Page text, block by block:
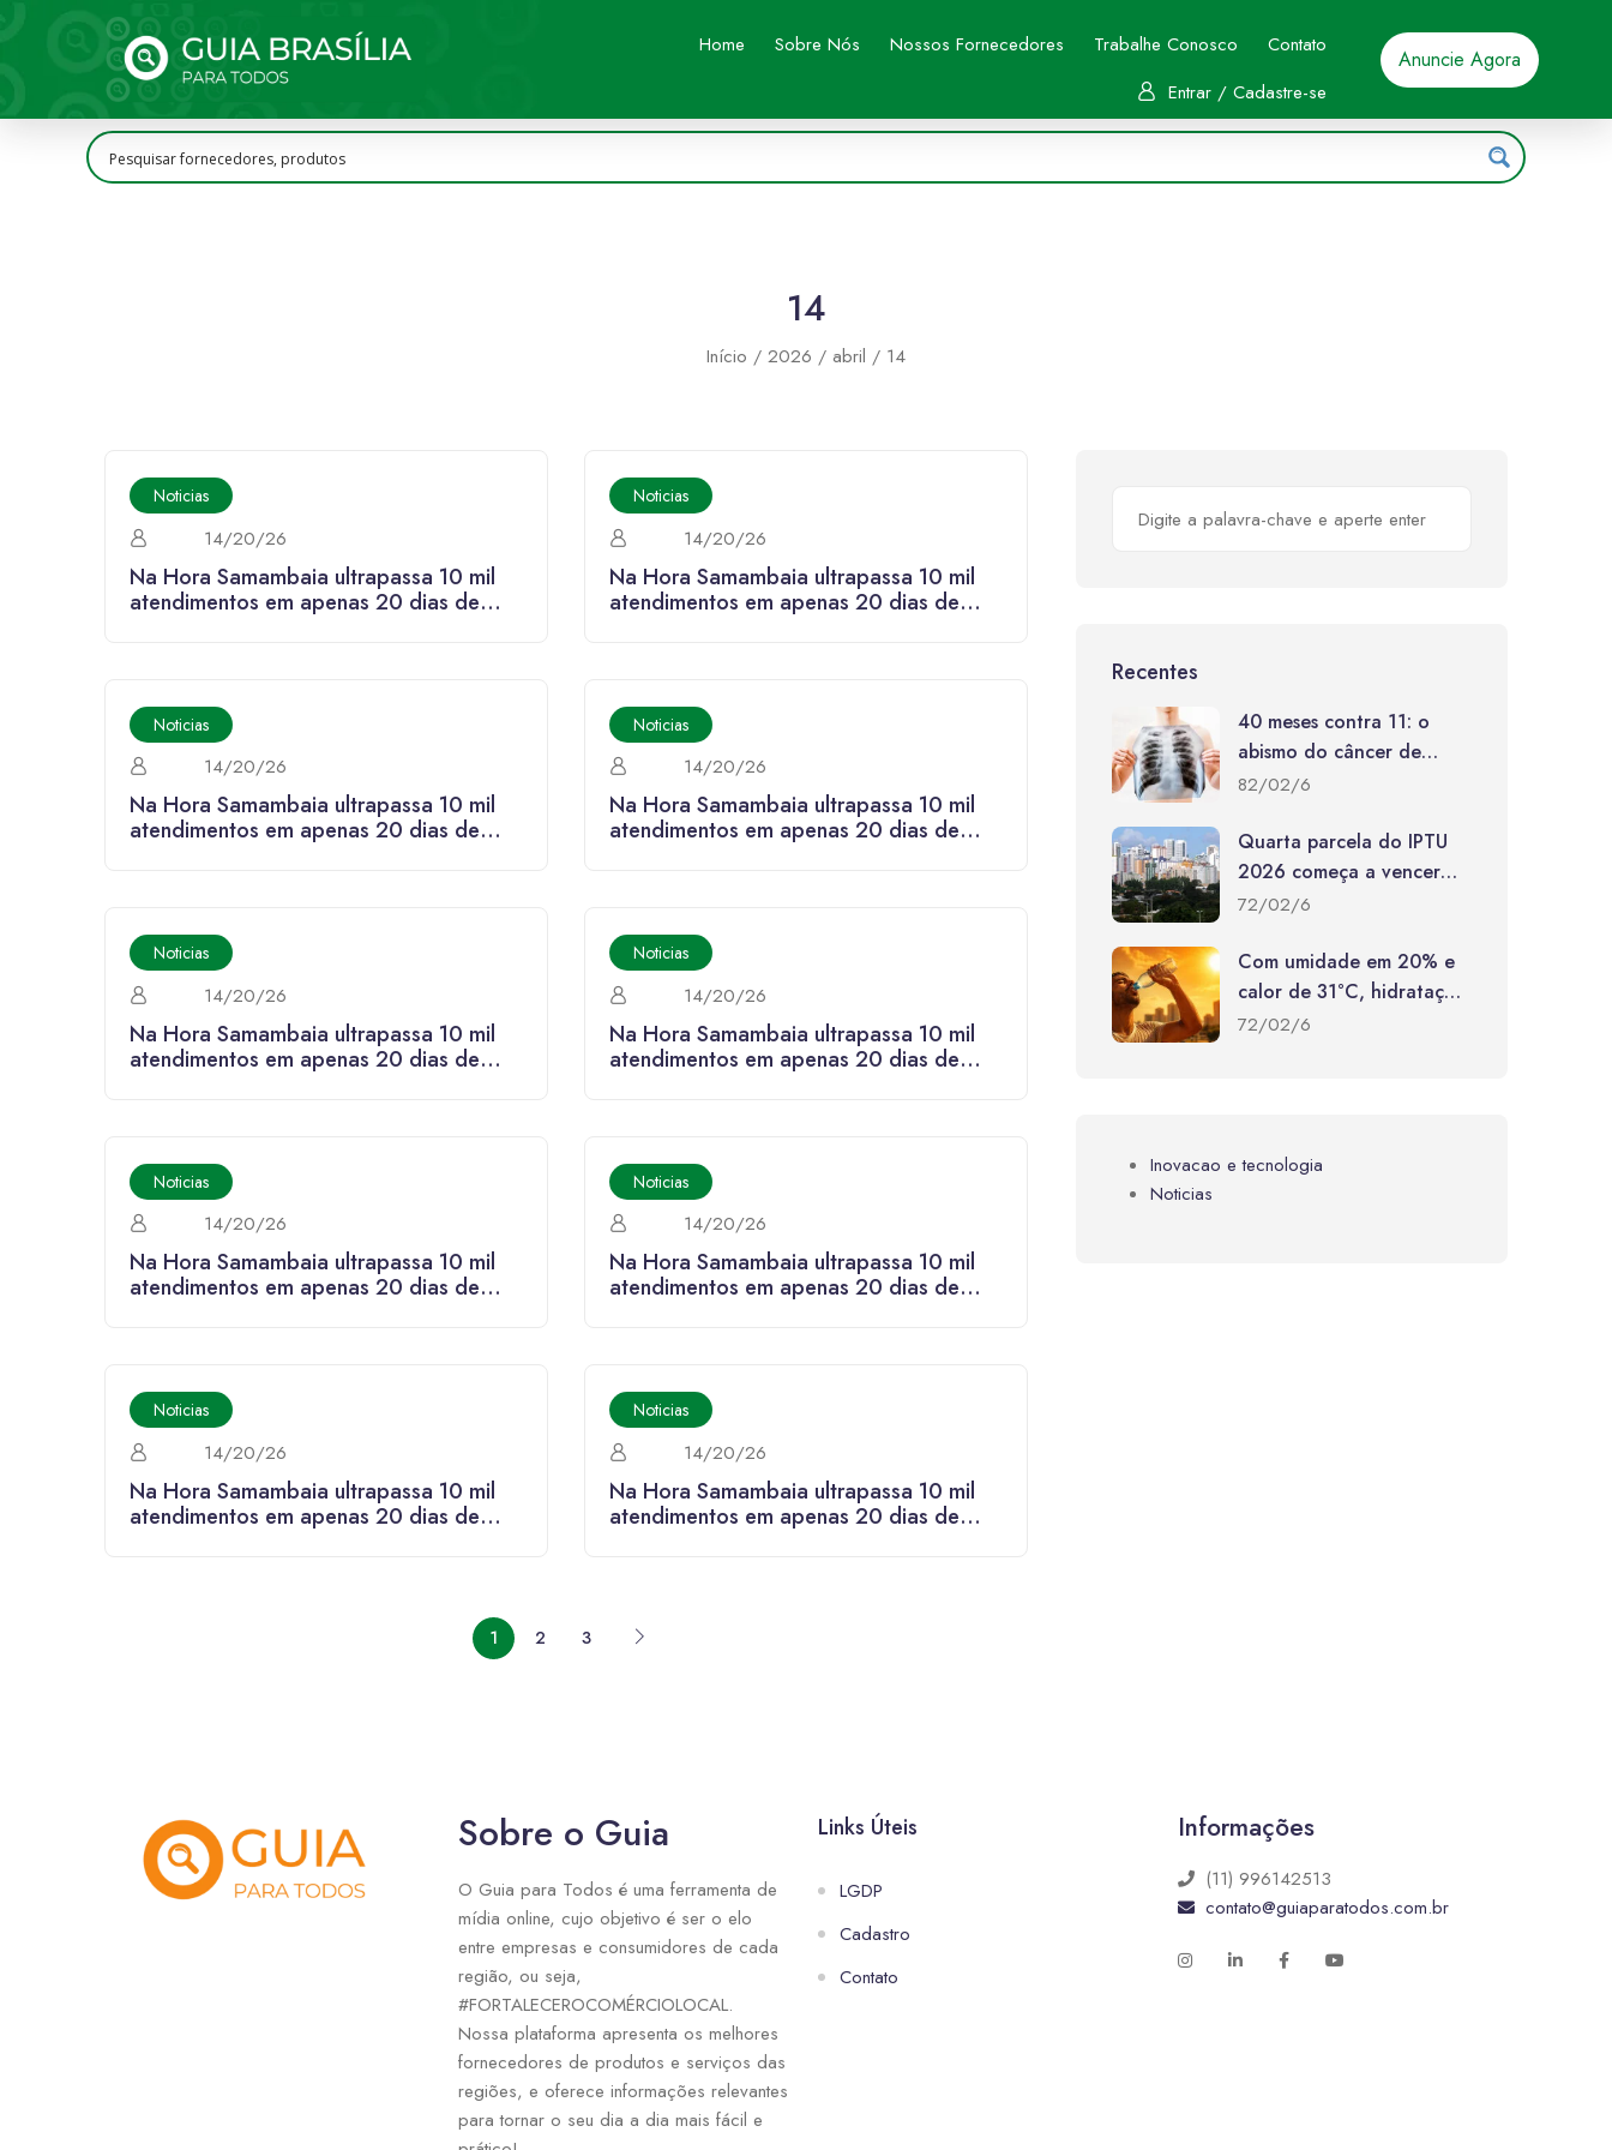
Home Sobre Nós Nossos Fornecedores Trabalhe Conosco
Contato
Entrar / Cadastre-se
Anuncie Agora
14
Início 2026 abril 14
Noticias
14/20/26
Na Hora Samambaia ultrapassa 10 mil
atendimentos em apenas 20 dias de
Noticias
14/20/26
Na Hora Samambaia ultrapassa 10 mil
atendimentos em apenas 20 dias de
Noticias
14/20/26
Na Hora Samambaia ultrapassa 10 mil
atendimentos em apenas 20 dias de
Noticias
14/20/26
Na Hora Samambaia ultrapassa 10 mil
atendimentos em apenas 20 dias de
Noticias
14/20/26
Na Hora Samambaia ultrapassa 10 mil
atendimentos em apenas 20 dias de
Noticias
14/20/26
Na Hora Samambaia ultrapassa 10 mil
atendimentos em apenas 20 dias de
Noticias
14/20/26
Na Hora Samambaia ultrapassa 10 mil
atendimentos em apenas 20 dias de
Noticias
14/20/26
Na Hora Samambaia ultrapassa 10 mil
atendimentos em apenas 20 dias de
Noticias
14/20/26
Na Hora Samambaia ultrapassa 10 mil
atendimentos em apenas 20 dias de
Noticias
14/20/26
Na Hora Samambaia ultrapassa 10 mil
atendimentos em apenas 20 dias de
1 2 3
Recentes
40 meses contra 11: o
abismo do câncer de
pulmão entre SUS e rede
82/02/6
Quarta parcela do IPTU
2026 começa a vencer
nesta segunda-feira (10)
72/02/6
Com umidade em 20% e
calor de 31°C, hidratação
constante torna-se vital
72/02/6
Inovacao e tecnologia
Noticias
Sobre o Guia
O Guia para Todos é uma ferramenta de
mídia online, cujo objetivo é ser o elo
entre empresas e consumidores de cada
região, ou seja,
#FORTALECEROCOMÉRCIOLOCAL.
Nossa plataforma apresenta os melhores
fornecedores de produtos e serviços das
regiões, e oferece informações relevantes
para tornar o seu dia a dia mais fácil e
Links Úteis
LGDP
Cadastro
Contato
Informações
(11) 996142513
contato@guiaparatodos.com.br